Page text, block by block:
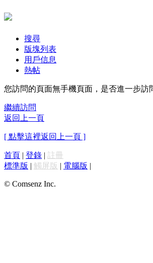
搜尋
版塊列表
用戶信息
熱帖
您訪問的頁面無手機頁面，是否進一步訪
繼續訪問
返回上一頁
[ 點擊這裡返回上一頁 ]
首頁 | 登錄 | 註冊
標準版 | 觸屏版 | 電腦版 |
© Comsenz Inc.